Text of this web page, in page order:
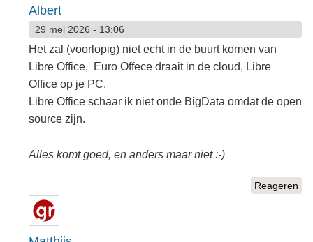
Albert
29 mei 2026 - 13:06
Het zal (voorlopig) niet echt in de buurt komen van
Libre Office, Euro Offece draait in de cloud, Libre
Office op je PC.
Libre Office schaar ik niet onde BigData omdat de open
source zijn.
Alles komt goed, en anders maar niet :-)
Reageren